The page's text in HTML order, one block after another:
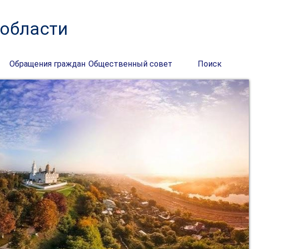
Обращения граждан Общественный совет Поиск